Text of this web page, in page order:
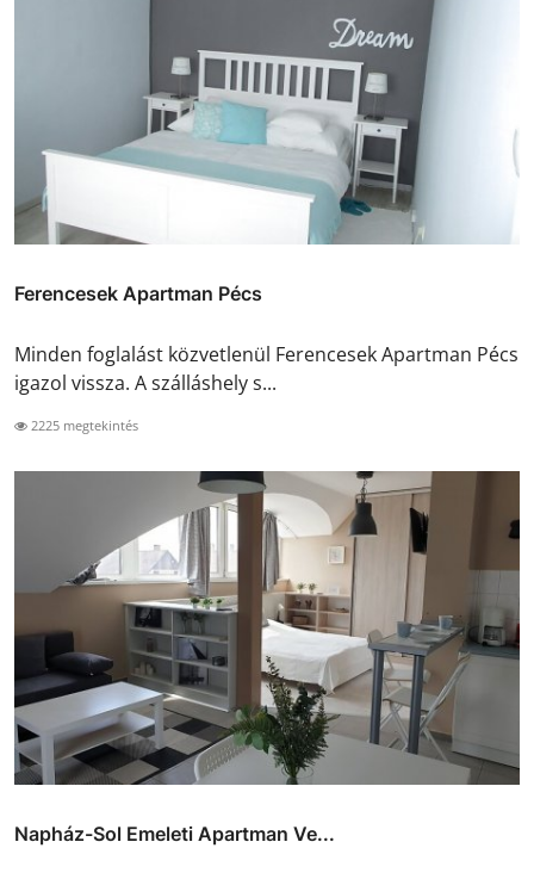
Ferencesek Apartman Pécs
Minden foglalást közvetlenül Ferencesek Apartman Pécs
igazol vissza. A szálláshely s...
2225 megtekintés
Napház-Sol Emeleti Apartman Ve...